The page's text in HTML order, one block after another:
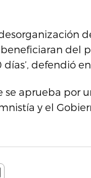
del
defendió
se aprueba por
y el